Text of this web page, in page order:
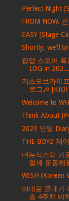
Perfect Night
FROM NOW.
EASY [Stage
Shortly, we'll
팝업 스토어
LOG in 202...
키스오브라이
로그🎶
Welcome to
Think About
2023 연말
THE BOYZ 제
더뉴식스의 기
함께 운동해
WISH (Korean
이대로 끝내기
송 4주차 비